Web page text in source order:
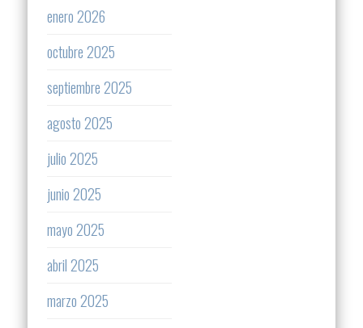
enero 2026
octubre 2025
septiembre 2025
agosto 2025
julio 2025
junio 2025
mayo 2025
abril 2025
marzo 2025